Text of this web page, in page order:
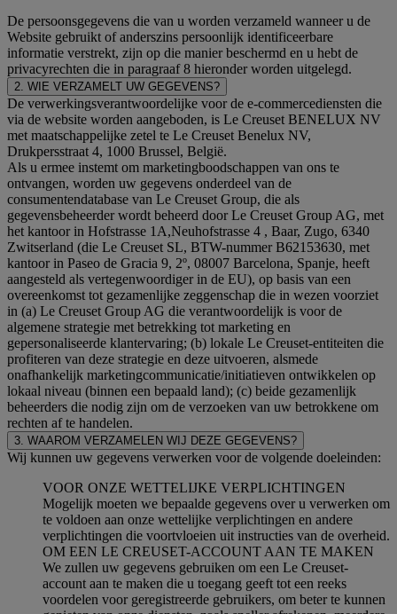
De persoonsgegevens die van u worden verzameld wanneer u de
Website gebruikt of anderszins persoonlijk identificeerbare
informatie verstrekt, zijn op die manier beschermd en u hebt de
privacyrechten die in paragraaf 8 hieronder worden uitgelegd.
2. WIE VERZAMELT UW GEGEVENS?
De verwerkingsverantwoordelijke voor de e-commercediensten die
via de website worden aangeboden, is Le Creuset BENELUX NV
met maatschappelijke zetel te Le Creuset Benelux NV,
Drukpersstraat 4, 1000 Brussel, België.
Als u ermee instemt om marketingboodschappen van ons te
ontvangen, worden uw gegevens onderdeel van de
consumentendatabase van Le Creuset Group, die als
gegevensbeheerder wordt beheerd door Le Creuset Group AG, met
het kantoor in Hofstrasse 1A,Neuhofstrasse 4 , Baar, Zugo, 6340
Zwitserland (die Le Creuset SL, BTW-nummer B62153630, met
kantoor in Paseo de Gracia 9, 2º, 08007 Barcelona, Spanje, heeft
aangesteld als vertegenwoordiger in de EU), op basis van een
overeenkomst tot gezamenlijke zeggenschap die in wezen voorziet
in (a) Le Creuset Group AG die verantwoordelijk is voor de
algemene strategie met betrekking tot marketing en
gepersonaliseerde klantervaring; (b) lokale Le Creuset-entiteiten die
profiteren van deze strategie en deze uitvoeren, alsmede
onafhankelijk marketingcommunicatie/initiatieven ontwikkelen op
lokaal niveau (binnen een bepaald land); (c) beide gezamenlijk
beheerders die nodig zijn om de verzoeken van uw betrokkene om
rechten af te handelen.
3. WAAROM VERZAMELEN WIJ DEZE GEGEVENS?
Wij kunnen uw gegevens verwerken voor de volgende doeleinden:
VOOR ONZE WETTELIJKE VERPLICHTINGEN
Mogelijk moeten we bepaalde gegevens over u verwerken om
te voldoen aan onze wettelijke verplichtingen en andere
verplichtingen die voortvloeien uit instructies van de overheid.
OM EEN LE CREUSET-ACCOUNT AAN TE MAKEN
We zullen uw gegevens gebruiken om een Le Creuset-
account aan te maken die u toegang geeft tot een reeks
voordelen voor geregistreerde gebruikers, om beter te kunnen